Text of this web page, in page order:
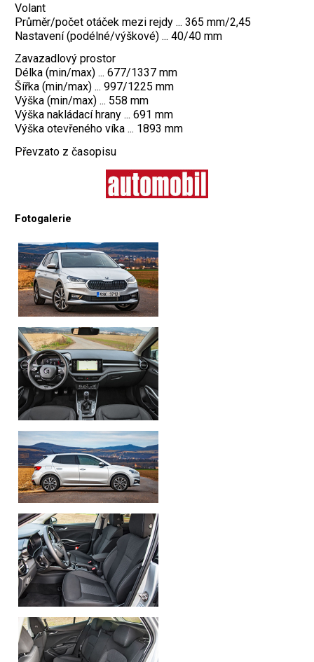
Volant
Průměr/počet otáček mezi rejdy ... 365 mm/2,45
Nastavení (podélné/výškové) ... 40/40 mm
Zavazadlový prostor
Délka (min/max) ... 677/1337 mm
Šířka (min/max) ... 997/1225 mm
Výška (min/max) ... 558 mm
Výška nakládací hrany ... 691 mm
Výška otevřeného víka ... 1893 mm
Převzato z časopisu
Fotogalerie